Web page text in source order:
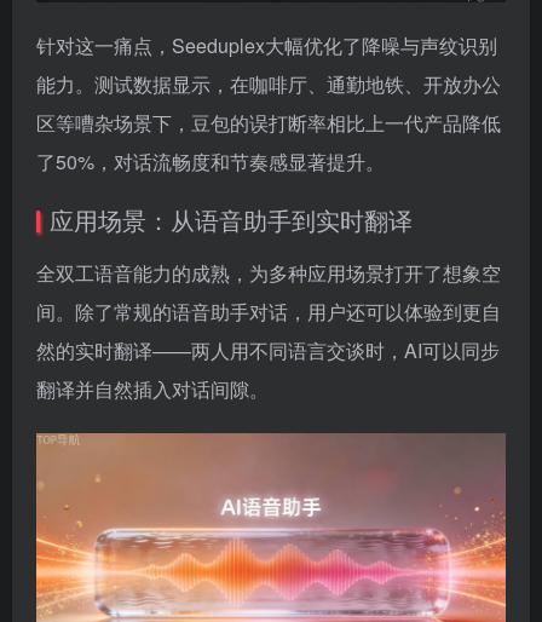
针对这一痛点，Seeduplex大幅优化了降噪与声纹识别
能力。测试数据显示，在咖啡厅、通勤地铁、开放办公
区等嘈杂场景下，豆包的误打断率相比上一代产品降低
了50%，对话流畅度和节奏感显著提升。
应用场景：从语音助手到实时翻译
全双工语音能力的成熟，为多种应用场景打开了想象空
间。除了常规的语音助手对话，用户还可以体验到更自
然的实时翻译——两人用不同语言交谈时，AI可以同步
翻译并自然插入对话间隙。